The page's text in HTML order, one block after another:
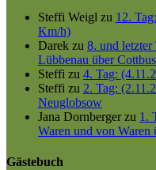
Steffi Weigl zu 12.
Km/h)
Darek zu 8. und
Lübbenau über
Steffi zu 4. Tag:
Steffi zu 2. Tag:
Neuglobsow
Jana Dornbergerzu 1.
Waren und von
Gästebuch